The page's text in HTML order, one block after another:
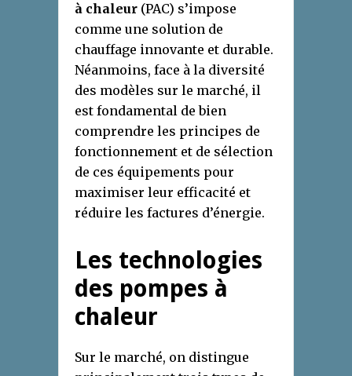
à chaleur (PAC) s’impose
comme une solution de
chauffage innovante et durable.
Néanmoins, face à la diversité
des modèles sur le marché, il
est fondamental de bien
comprendre les principes de
fonctionnement et de sélection
de ces équipements pour
maximiser leur efficacité et
réduire les factures d’énergie.
Les technologies
des pompes à
chaleur
Sur le marché, on distingue